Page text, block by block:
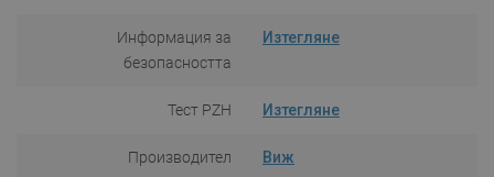
Информация за
безопасността
Изтегляне
Тест PZH Изтегляне
Производител Виж